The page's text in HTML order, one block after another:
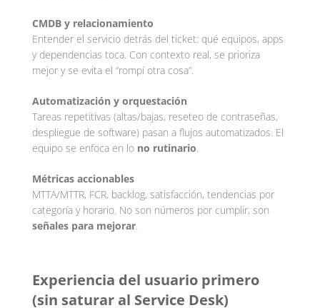
CMDB y relacionamiento
Entender el servicio detrás del ticket: qué equipos, apps
y dependencias toca. Con contexto real, se prioriza
mejor y se evita el “rompí otra cosa”.
Automatización y orquestación
Tareas repetitivas (altas/bajas, reseteo de contraseñas,
despliegue de software) pasan a flujos automatizados. El
equipo se enfoca en lo no rutinario.
Métricas accionables
MTTA/MTTR, FCR, backlog, satisfacción, tendencias por
categoría y horario. No son números por cumplir, son
señales para mejorar.
Experiencia del usuario primero
(sin saturar al Service Desk)